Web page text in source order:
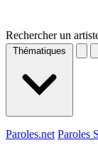
Rechercher un
Thématiques
Paroles.net Paroles